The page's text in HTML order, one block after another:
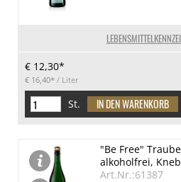
€ 12,30*
€ 16,40* / Liter
St.
"Be Free"
alkoholfrei,
Art.Nr.:61387